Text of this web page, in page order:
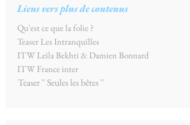
Liens vers plus de contenus
Qu'est ce que la folie ?
Teaser Les Intranquilles
ITW Leila Bekhti & Damien Bonnard
ITW France inter
Teaser '' Seules les bêtes ''